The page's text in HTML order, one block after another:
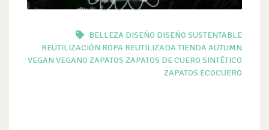
BELLEZA DISEÑO DISEÑO SUSTENTABLE
REUTILIZACIÓN ROPA REUTILIZADA TIENDA AUTUMN
VEGAN VEGANO ZAPATOS ZAPATOS DE CUERO SINTÉTICO
ZAPATOS ECOCUERO